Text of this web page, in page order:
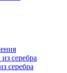
серебра
серебра